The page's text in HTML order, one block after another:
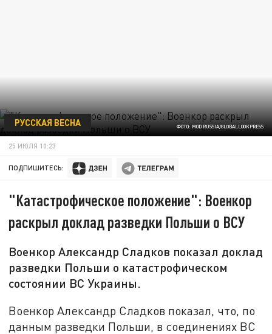
ФОТО: MOD RUSSIA/GLOBALLOOKPRESS
РУССКАЯ ВЕСНА
25 ИЮЛЯ 10:23
ПОДПИШИТЕСЬ:
"Катастрофическое положение": Военкор
раскрыл доклад разведки Польши о ВСУ
Военкор Александр Сладков показал доклад
разведки Польши о катастрофическом
состоянии ВС Украины.
Военкор Александр Сладков показал, что, по
данным разведки Польши, в соединениях ВС